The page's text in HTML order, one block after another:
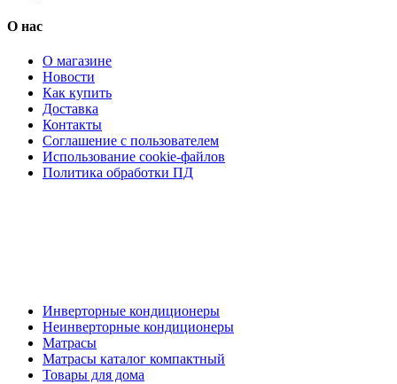
О нас
О магазине
Новости
Как купить
Доставка
Контакты
Соглашение с пользователем
Использование cookie-файлов
Политика обработки ПД
Инверторные кондиционеры
Неинверторные кондиционеры
Матрасы
Матрасы каталог компактный
Товары для дома